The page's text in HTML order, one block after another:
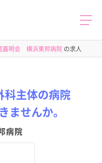
嘉明会 横浜東邦病院 の求人
科主体の病院
ませんか。
病院